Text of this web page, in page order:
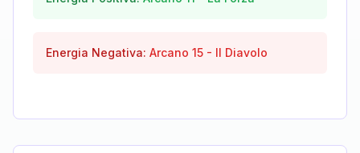
Energia Negativa: Arcano 15 - Il Diavolo